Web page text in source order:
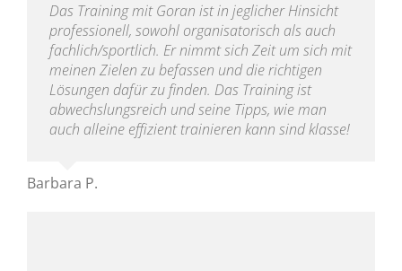
Das Training mit Goran ist in jeglicher Hinsicht
professionell, sowohl organisatorisch als auch
fachlich/sportlich. Er nimmt sich Zeit um sich mit
meinen Zielen zu befassen und die richtigen
Lösungen dafür zu finden. Das Training ist
abwechslungsreich und seine Tipps, wie man
auch alleine effizient trainieren kann sind klasse!
Barbara P.